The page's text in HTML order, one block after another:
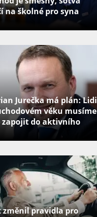
na školné pro syna
Jurečka má plán: Lidi
věku musíme
zapojit do aktivního
změnil pravidla pro